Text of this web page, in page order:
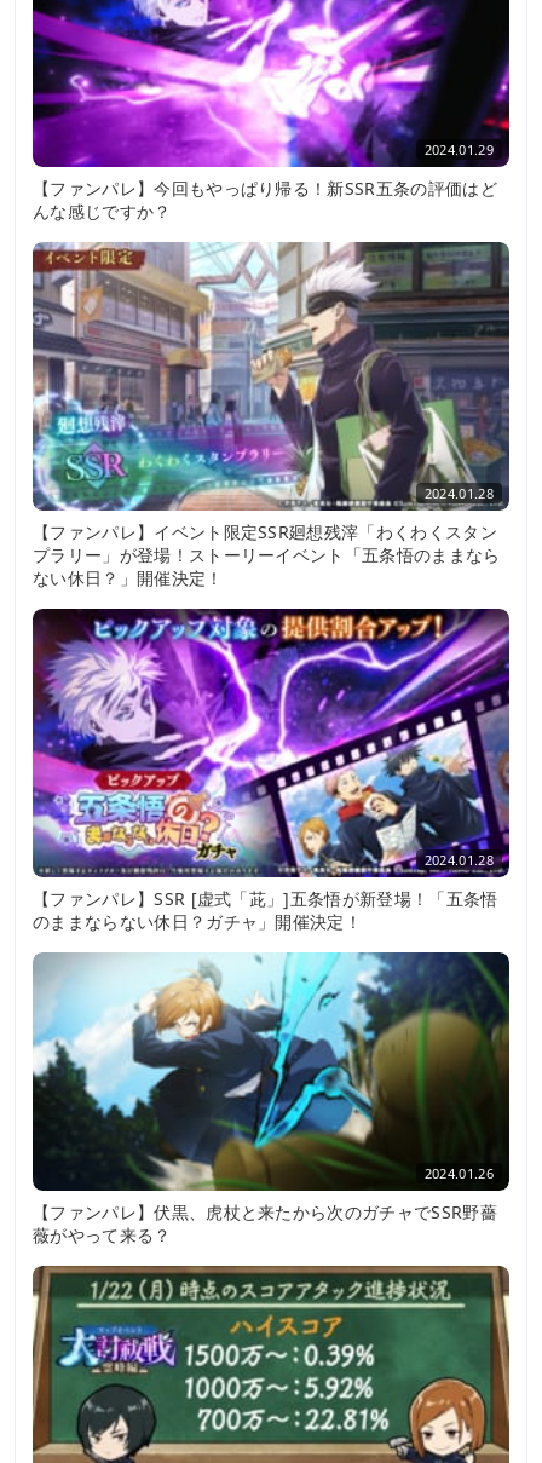
2024.01.29
【ファンパレ】今回もやっぱり帰る！新SSR五条の評価はど
んな感じですか？
2024.01.28
【ファンパレ】イベント限定SSR廻想残滓「わくわくスタン
プラリー」が登場！ストーリーイベント「五条悟のままなら
ない休日？」開催決定！
2024.01.28
【ファンパレ】SSR [虚式「茈」]五条悟が新登場！「五条悟
のままならない休日？ガチャ」開催決定！
2024.01.26
【ファンパレ】伏黒、虎杖と来たから次のガチャでSSR野薔
薇がやって来る？